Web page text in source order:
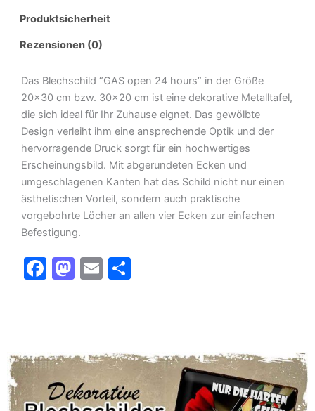
hours
Metall
Deko
Menge
Produktsicherheit
Rezensionen (0)
Das Blechschild “GAS open 24 hours” in der Größe
20×30 cm bzw. 30×20 cm ist eine dekorative Metalltafel,
die sich ideal für Ihr Zuhause eignet. Das gewölbte
Design verleiht ihm eine ansprechende Optik und der
hervorragende Druck sorgt für ein hochwertiges
Erscheinungsbild. Mit abgerundeten Ecken und
umgeschlagenen Kanten hat das Schild nicht nur einen
ästhetischen Vorteil, sondern auch praktische
vorgebohrte Löcher an allen vier Ecken zur einfachen
Befestigung.
F
b
o
o
M
d
o
n
E